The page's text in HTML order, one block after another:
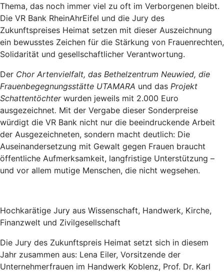
Thema, das noch immer viel zu oft im Verborgenen bleibt.
Die VR Bank RheinAhrEifel und die Jury des
Zukunftspreises Heimat setzen mit dieser Auszeichnung
ein bewusstes Zeichen für die Stärkung von Frauenrechten,
Solidarität und gesellschaftlicher Verantwortung.
Der Chor Artenvielfalt, das Bethelzentrum Neuwied, die
Frauenbegegnungsstätte UTAMARA und das Projekt
Schattentöchter wurden jeweils mit 2.000 Euro
ausgezeichnet. Mit der Vergabe dieser Sonderpreise
würdigt die VR Bank nicht nur die beeindruckende Arbeit
der Ausgezeichneten, sondern macht deutlich: Die
Auseinandersetzung mit Gewalt gegen Frauen braucht
öffentliche Aufmerksamkeit, langfristige Unterstützung –
und vor allem mutige Menschen, die nicht wegsehen.
Hochkarätige Jury aus Wissenschaft, Handwerk, Kirche,
Finanzwelt und Zivilgesellschaft
Die Jury des Zukunftspreis Heimat setzt sich in diesem
Jahr zusammen aus: Lena Eiler, Vorsitzende der
Unternehmerfrauen im Handwerk Koblenz, Prof. Dr. Karl